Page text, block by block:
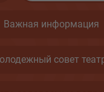
Важная информация
совет